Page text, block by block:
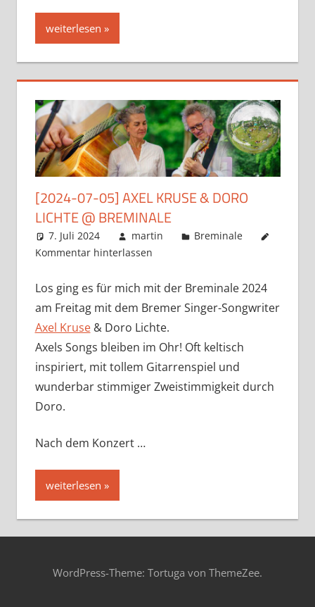
weiterlesen
[2024-07-05] AXEL KRUSE & DORO
LICHTE @ BREMINALE
7. Juli 2024 martin
Breminale
Kommentar hinterlassen
Los ging es für mich mit der Breminale 2024
am Freitag mit dem Bremer Singer-Songwriter
Axel Kruse& Doro Lichte.
Axels Songs bleiben im Ohr! Oft keltisch
inspiriert, mit tollem Gitarrenspiel und
wunderbar stimmiger Zweistimmigkeit durch
Doro.
Nach dem Konzert …
weiterlesen
WordPress-Theme: Tortuga von ThemeZee.